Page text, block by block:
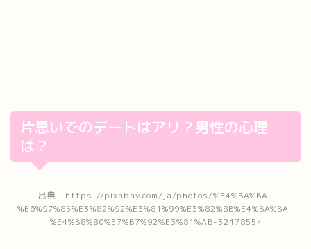
片思いでのデートはアリ？男性の心理
は？
出典：https://pixabay.com/ja/photos/%E4%BA%BA-
%E6%97%85%E3%82%92%E3%81%99%E3%82%8B%E4%BA%BA-
%E4%B8%80%E7%B7%92%E3%81%AB-3217855/